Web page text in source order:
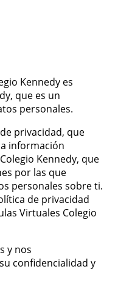
Kennedy es
que es un
personales.
privacidad, que
información
Kennedy, que
por las que
personales sobre ti.
de privacidad
Virtuales Colegio
y nos
confidencialidad y